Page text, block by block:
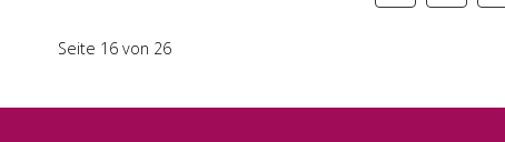
Seite 16 von 26